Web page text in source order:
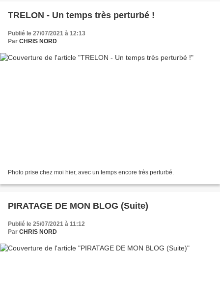
TRELON - Un temps très perturbé !
Publié le 27/07/2021 à 12:13
Par CHRIS NORD
Photo prise chez moi hier, avec un temps encore très perturbé.
PIRATAGE DE MON BLOG (Suite)
Publié le 25/07/2021 à 11:12
Par CHRIS NORD